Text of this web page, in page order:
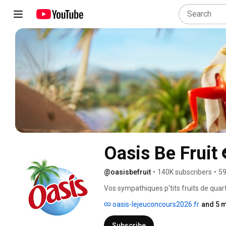
Oasis Be Fruit
@oasisbefruit • 140K subscribers •
Vos sympathiques p'tits fruits de
oasis-lejeuconcours2026.fr and 5